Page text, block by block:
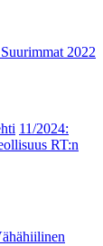
Suurimmat 2022
11/2024:
RT:n